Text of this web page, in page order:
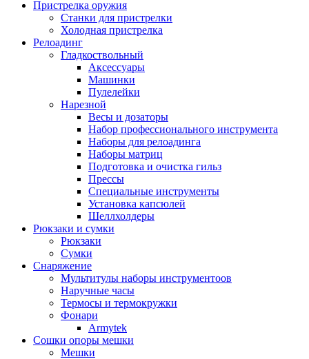
Пристрелка оружия
Станки для пристрелки
Холодная пристрелка
Релоадинг
Гладкоствольный
Аксессуары
Машинки
Пулелейки
Нарезной
Весы и дозаторы
Набор профессионального инструмента
Наборы для релоадинга
Наборы матриц
Подготовка и очистка гильз
Прессы
Специальные инструменты
Установка капсюлей
Шеллхолдеры
Рюкзаки и сумки
Рюкзаки
Сумки
Снаряжение
Мультитулы наборы инструментоов
Наручные часы
Термосы и термокружки
Фонари
Armytek
Сошки опоры мешки
Мешки